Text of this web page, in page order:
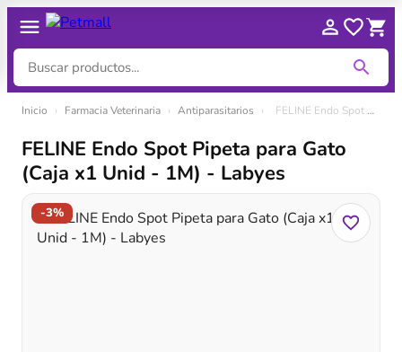
contenido
Inicio › Farmacia Veterinaria › Antiparasitarios › FELINE Endo Spot Pipeta para Gato (Caja x1 Unid - 1M) - Labyes
-3%
FELINE Endo Spot Pipeta para Gato
(Caja x1 Unid - 1M) - Labyes